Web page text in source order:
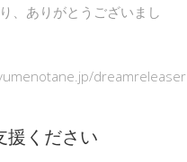
、ありがとうございまし
dreamreleaser
援ください